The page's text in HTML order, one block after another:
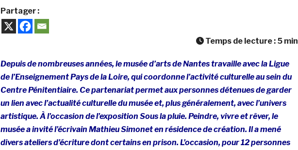
Partager :
Temps de lecture : 5 min
Depuis de nombreuses années, le musée d’arts de Nantes travaille avec la Ligue
de l’Enseignement Pays de la Loire, qui coordonne l’activité culturelle au sein du
Centre Pénitentiaire. Ce partenariat permet aux personnes détenues de garder
un lien avec l’actualité culturelle du musée et, plus généralement, avec l’univers
artistique. À l’occasion de l’exposition Sous la pluie. Peindre, vivre et rêver, le
musée a invité l’écrivain Mathieu Simonet en résidence de création. Il a mené
divers ateliers d’écriture dont certains en prison. L’occasion, pour 12 personnes